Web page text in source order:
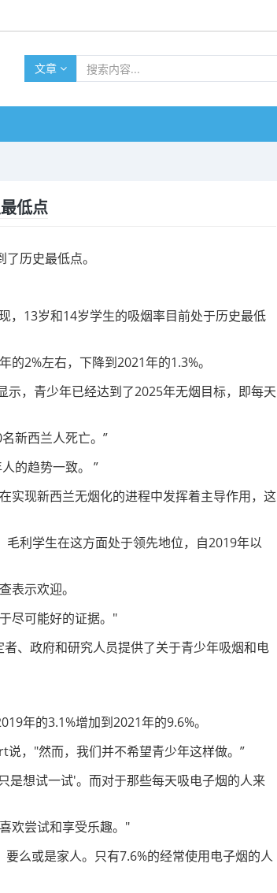
文章
低点
历史最低点。
，13岁和14岁学生的吸烟率目前处于历史最低
2%左右，下降到2021年的1.3%。
，青少年已经达到了2025年无烟目标，即每天
新西兰人死亡。”
的趋势一致。 ”
实现新西兰无烟化的进程中发挥着主导作用，这
利学生在这方面处于领先地位，自2019年以
表示欢迎。
尽可能好的证据。"
、政府和研究人员提供了关于青少年吸烟和电
年的3.1%增加到2021年的9.6%。
，"然而，我们并不希望青少年这样做。”
是想试一试'。而对于那些每天吸电子烟的人来
欢尝试和享受乐趣。"
么或是家人。只有7.6%的经常使用电子烟的人